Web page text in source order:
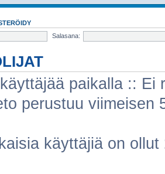
Salasana:
käyttäjää paikalla :: Ei
perustuu viimeisen
käyttäjiä on ollut